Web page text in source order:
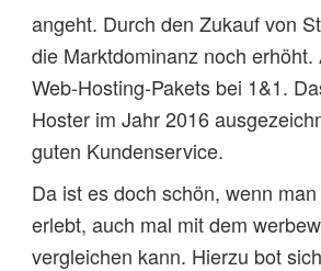
angeht. Durch den Zukauf von
die Marktdominanz noch
Web-Hosting-Pakets bei 1&1.
Hoster im Jahr 2016
guten Kundenservice.
Da ist es doch schön, wenn
erlebt, auch mal mit dem
vergleichen kann. Hierzu bot